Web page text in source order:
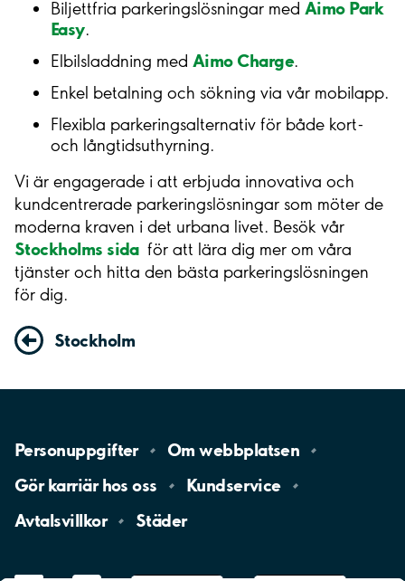
Biljettfria parkeringslösningar med Aimo Park
Easy.
Elbilsladdning med Aimo Charge.
Enkel betalning och sökning via vår mobilapp.
Flexibla parkeringsalternativ för både kort-
och långtidsuthyrning.
Vi är engagerade i att erbjuda innovativa och
kundcentrerade parkeringslösningar som möter de
moderna kraven i det urbana livet. Besök vår
Stockholms sidaför att lära dig mer om våra
tjänster och hitta den bästa parkeringslösningen
för dig.
Stockholm
Personuppgifter Omwebbplatsen
Gör karriär hososs
Kundservice
Avtalsvillkor
Städer